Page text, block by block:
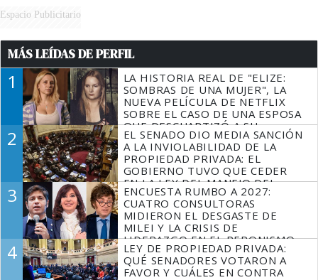
Espacio Publicitario
MÁS LEÍDAS DE PERFIL
1
LA HISTORIA REAL DE "ELIZE:
SOMBRAS DE UNA MUJER", LA
NUEVA PELÍCULA DE NETFLIX
SOBRE EL CASO DE UNA ESPOSA
QUE DESCUARTIZÓ A SU
MARIDO
2
EL SENADO DIO MEDIA SANCIÓN
A LA INVIOLABILIDAD DE LA
PROPIEDAD PRIVADA: EL
GOBIERNO TUVO QUE CEDER
EN LA LEY DEL MANEJO DEL
FUEGO
3
ENCUESTA RUMBO A 2027:
CUATRO CONSULTORAS
MIDIERON EL DESGASTE DE
MILEI Y LA CRISIS DE
LIDERAZGO EN EL PERONISMO
4
LEY DE PROPIEDAD PRIVADA:
QUÉ SENADORES VOTARON A
FAVOR Y CUÁLES EN CONTRA